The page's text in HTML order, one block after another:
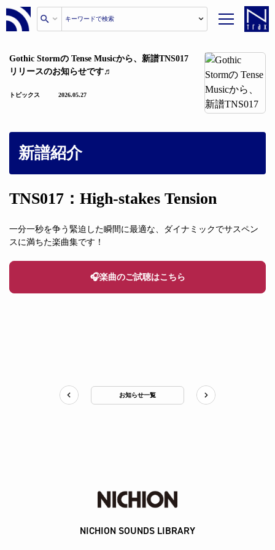
Gothic Stormの Tense Musicから、新譜TNS017
リリースのお知らせです♬
トピックス 2026.05.27
新譜紹介
TNS017：High-stakes Tension
一分一秒を争う緊迫した瞬間に最適な、ダイナミックでサスペン
スに満ちた楽曲集です！
🎧楽曲のご試聴はこちら
お知らせ一覧
NICHION SOUNDS LIBRARY